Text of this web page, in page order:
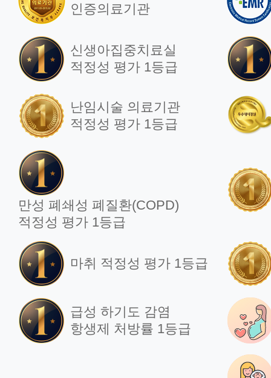
인증의료기관
신생아집중치료실
적정성 평가 1등급
난임시술 의료기관
적정성 평가 1등급
만성 폐쇄성 폐질환(COPD)
적정성 평가 1등급
마취 적정성 평가 1등급
급성 하기도 감염
항생제 처방률 1등급